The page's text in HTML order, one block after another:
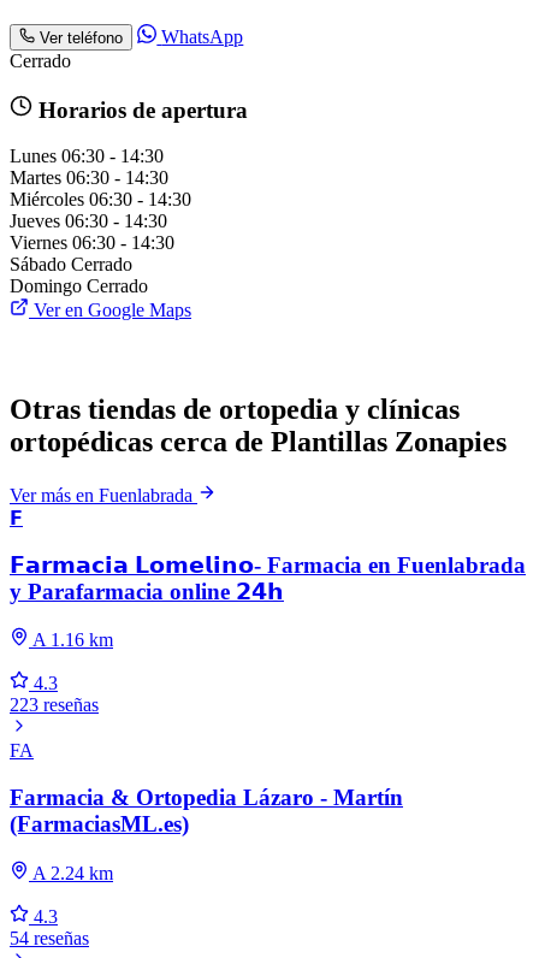
Ver teléfono
WhatsApp
Cerrado
Horarios de apertura
Lunes 06:30 - 14:30
Martes 06:30 - 14:30
Miércoles 06:30 - 14:30
Jueves 06:30 - 14:30
Viernes 06:30 - 14:30
Sábado Cerrado
Domingo Cerrado
Ver en Google Maps
Otras tiendas de ortopedia y clínicas
ortopédicas cerca de Plantillas Zonapies
Ver más en Fuenlabrada
𝗙
𝗙𝗮𝗿𝗺𝗮𝗰𝗶𝗮 𝗟𝗼𝗺𝗲𝗹𝗶𝗻𝗼- Farmacia en Fuenlabrada
y Parafarmacia online 𝟮𝟰𝗵
A 1.16 km
4.3
223 reseñas
FA
Farmacia & Ortopedia Lázaro - Martín
(FarmaciasML.es)
A 2.24 km
4.3
54 reseñas